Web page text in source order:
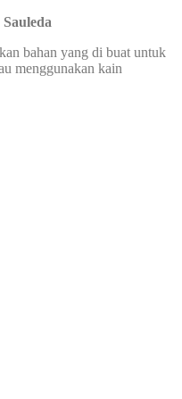
Sauleda
bahan yang di buat untuk
menggunakan kain